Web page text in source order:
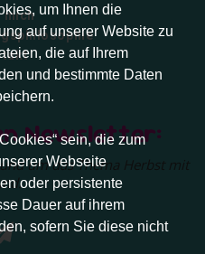
um Ihnen die
auf unserer Website zu
die auf Ihrem
und bestimmte Daten
sein, die zum
Webseite
oder persistente
Dauer auf ihrem
sofern Sie diese nicht
mich
Newsletter:
um das Thema Herbst mit